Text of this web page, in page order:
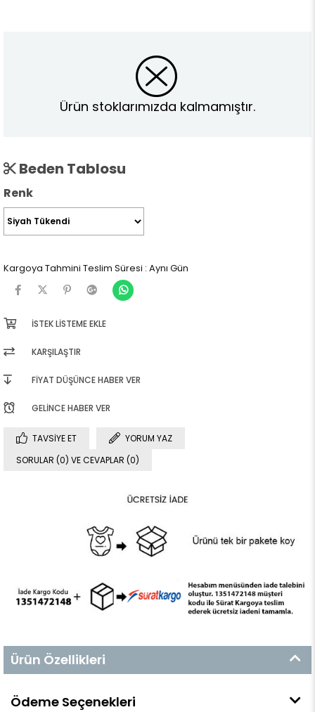
Ürün stoklarımızda kalmamıştır.
Beden Tablosu
Renk
Kargoya Tahmini Teslim Süresi : Aynı Gün
İSTEK LISTEME EKLE
KARŞILAŞTIR
FIYAT DÜŞÜNCE HABER VER
GELINCE HABER VER
TAVSIYE ET
YORUM YAZ
SORULAR (0) VE CEVAPLAR (0)
Ürün Özellikleri
Ödeme Seçenekleri